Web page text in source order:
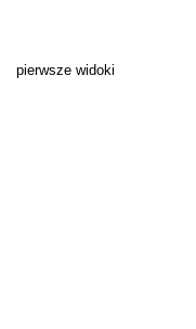
pierwsze widoki